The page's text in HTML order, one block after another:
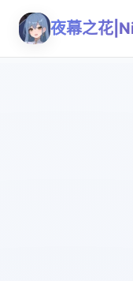
夜幕之花